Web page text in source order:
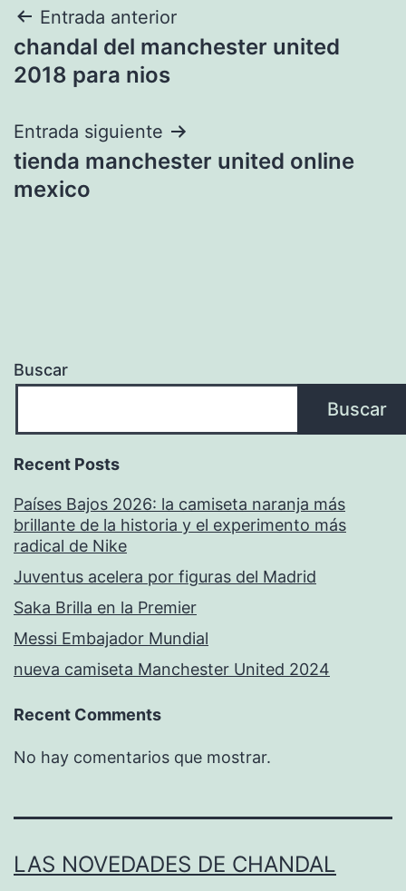
Navegación
de
Entrada anterior
chandal del manchester united
2018 para nios
Entrada siguiente
tienda manchester united online
mexico
Buscar
Buscar
Recent Posts
Países Bajos 2026: la camiseta naranja más
brillante de la historia y el experimento más
radical de Nike
Juventus acelera por figuras del Madrid
Saka Brilla en la Premier
Messi Embajador Mundial
nueva camiseta Manchester United 2024
Recent Comments
No hay comentarios que mostrar.
LAS NOVEDADES DE CHANDAL